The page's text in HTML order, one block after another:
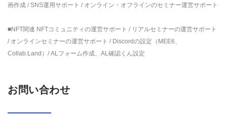
画作成 / SNS運用サポート / オンライン・オフラインのセミナー運営サポート
■NFT関連 NFTコミュニティの運営サポート / リアルセミナーの運営サポート
/ オンラインセミナーの運営サポート / Discordの設定（MEE6、
Collab.Land）/ ALフォーム作成、AL確認くん設定
お問い合わせ